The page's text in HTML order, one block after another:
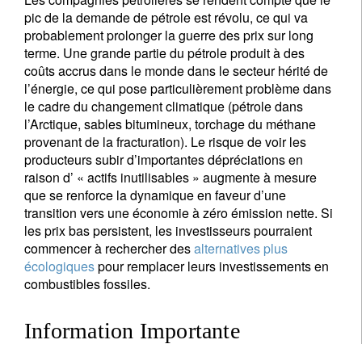
pic de la demande de pétrole est révolu, ce qui va
probablement prolonger la guerre des prix sur long
terme. Une grande partie du pétrole produit à des
coûts accrus dans le monde dans le secteur hérité de
l’énergie, ce qui pose particulièrement problème dans
le cadre du changement climatique (pétrole dans
l’Arctique, sables bitumineux, torchage du méthane
provenant de la fracturation). Le risque de voir les
producteurs subir d’importantes dépréciations en
raison d’ « actifs inutilisables » augmente à mesure
que se renforce la dynamique en faveur d’une
transition vers une économie à zéro émission nette. Si
les prix bas persistent, les investisseurs pourraient
commencer à rechercher desalternatives plus
écologiquespour remplacer leurs investissements en
combustibles fossiles.
Information Importante